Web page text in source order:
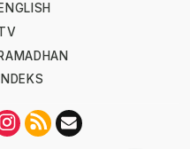
ENGLISH
RAMADHAN
INDEKS